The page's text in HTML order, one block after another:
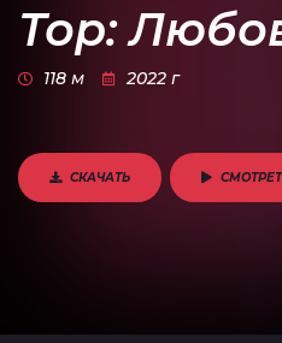
Тор:
118 м 2022 г
СКАЧАТЬ